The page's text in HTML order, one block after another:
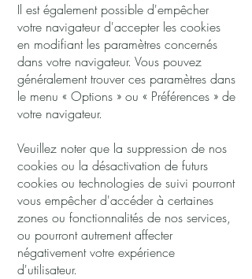
Il est également possible d'empêcher
votre navigateur d'accepter les cookies
en modifiant les paramètres concernés
dans votre navigateur. Vous pouvez
généralement trouver ces paramètres dans
le menu « Options » ou « Préférences » de
votre navigateur.
Veuillez noter que la suppression de nos
cookies ou la désactivation de futurs
cookies ou technologies de suivi pourront
vous empêcher d'accéder à certaines
zones ou fonctionnalités de nos services,
ou pourront autrement affecter
négativement votre expérience
d'utilisateur.